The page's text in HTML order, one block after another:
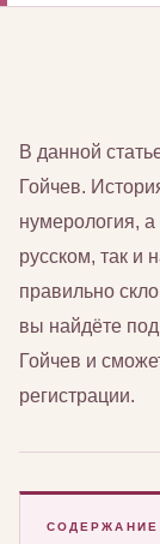
В данной
Гойчев.
нумерология,
русском, так и
правильно
вы найдёте
Гойчев и
регистрации.
СОДЕРЖАНИЕ